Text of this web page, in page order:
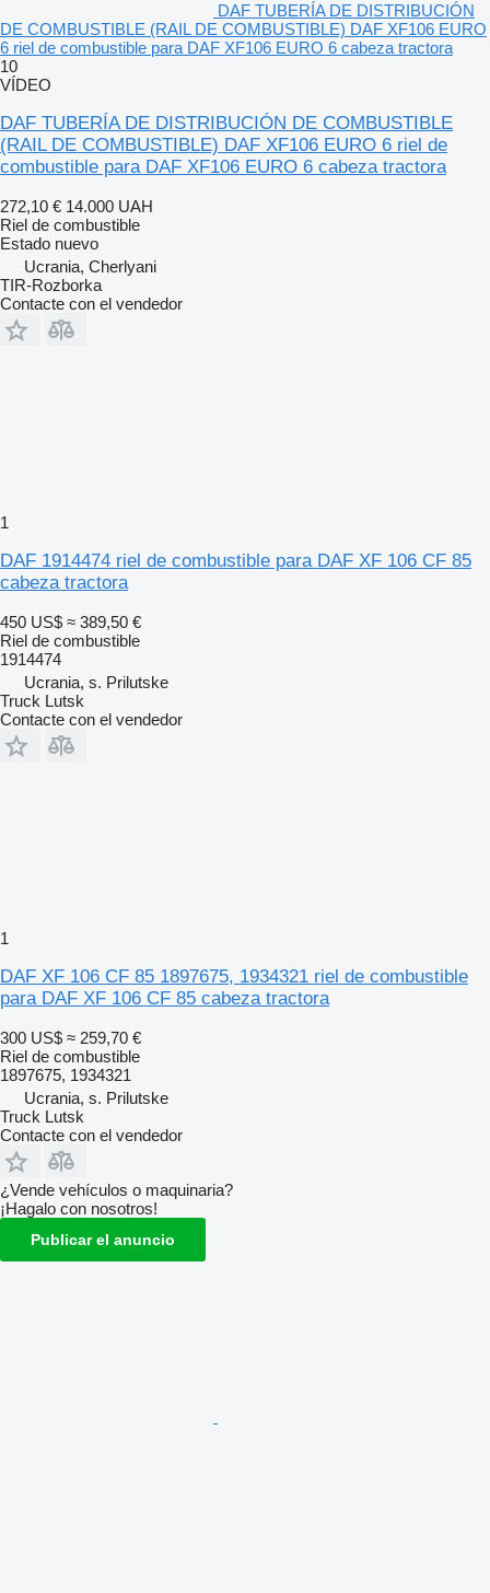
Покоління: DAF XF106 Euro 6
Призначення: рівномірна подача палива під високим тиском
Перевірено: немає тріщин, корозії, деформацій чи слідів
ремонту
Сумісність:
Підходить для двигунів:
PACCAR MX-13 Euro 6
PACCAR MX-11 Euro 6
Інші моделі PACCAR з аналогічною рейкою (перевіримо за
VIN)
Переваги покупки:
100% оригінальна рейка палива DAF/PACCAR
Можливий обмін або повернення у разі дефекту
Ціна: 25 300 грн
Гарантія:
оригінальна якість – усе, що потрібно для впевненого
DAF TUBERÍA DE DISTRIBUCIÓN
DE COMBUSTIBLE (RAIL DE COMBUSTIBLE) DAF XF106 EURO
6 riel de combustible para DAF XF106 EURO 6 cabeza tractora
10
VÍDEO
DAF TUBERÍA DE DISTRIBUCIÓN DE COMBUSTIBLE
(RAIL DE COMBUSTIBLE) DAF XF106 EURO 6 riel de
combustible para DAF XF106 EURO 6 cabeza tractora
272,10 € 14.000 UAH
Riel de combustible
Estado nuevo
Ucrania, Cherlyani
TIR-Rozborka
Contacte con el vendedor
1
DAF 1914474 riel de combustible para DAF XF 106 CF 85
cabeza tractora
450 US$ ≈ 389,50 €
Riel de combustible
1914474
Ucrania, s. Prilutske
Truck Lutsk
Contacte con el vendedor
1
DAF XF 106 CF 85 1897675, 1934321 riel de combustible
para DAF XF 106 CF 85 cabeza tractora
300 US$ ≈ 259,70 €
Riel de combustible
1897675, 1934321
Ucrania, s. Prilutske
Truck Lutsk
Contacte con el vendedor
¿Vende vehículos o maquinaria?
¡Hagalo con nosotros!
Publicar el anuncio